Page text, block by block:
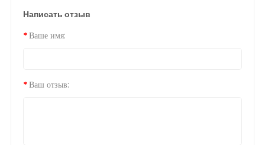
Написать отзыв
Ваше имя:
Ваш отзыв: